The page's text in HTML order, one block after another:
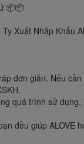
📦📦
Xuất Nhập Khẩu
đơn giản. Nếu
quá trình sử dụng,
đều giúp ALOVE